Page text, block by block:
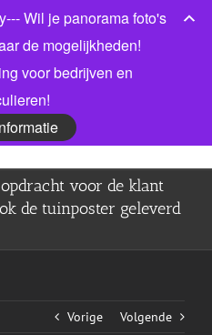
06 53913303 |
X LinkedIn
voor de klant
de tuinposter geleverd
Vorige Volgende
Wil je panorama foto's
de mogelijkheden!
voor bedrijven en